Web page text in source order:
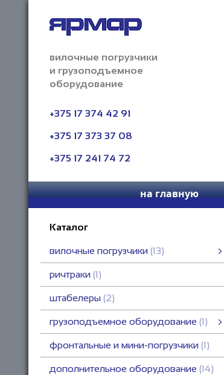
вилочные погрузчики
и грузоподъемное
оборудование
+375 17 374 42 91
+375 17 373 37 08
+375 17 241 74 72
на главную
Каталог
вилочные погрузчики 13
ричтраки 1
штабелеры 2
грузоподъемное оборудование 1
фронтальные и мини-погрузчики 1
дополнительное оборудование 14